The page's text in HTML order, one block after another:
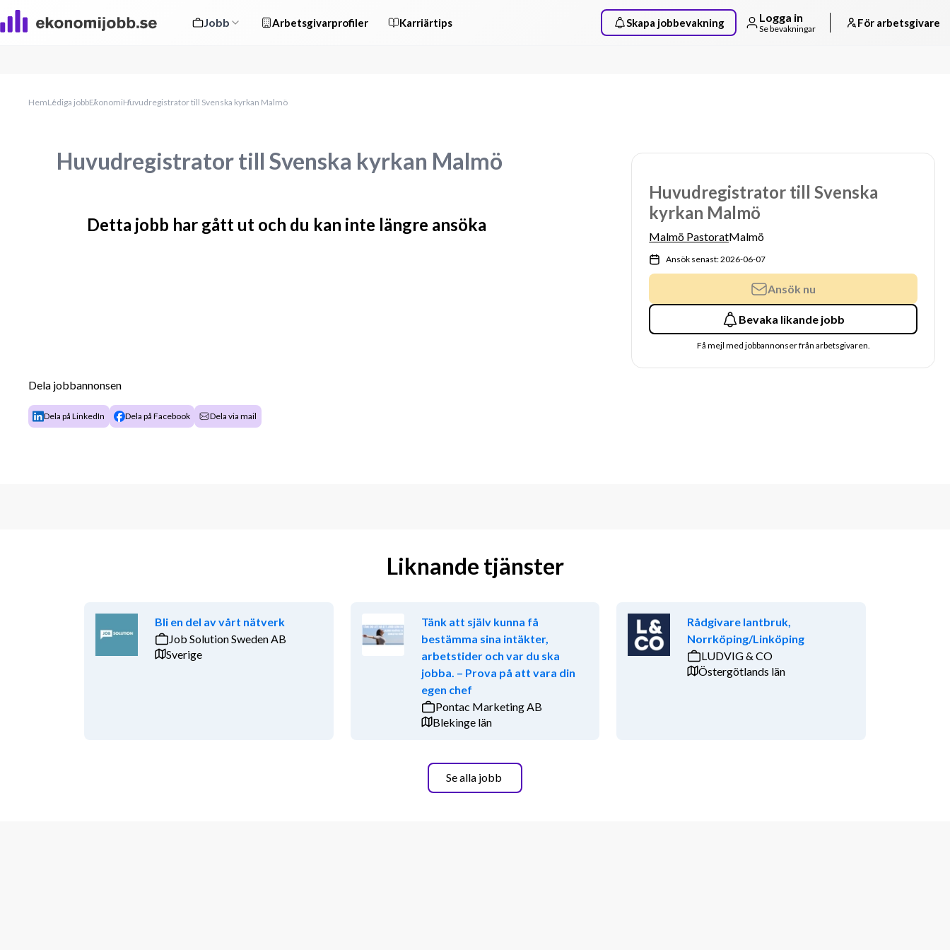
Jobb Arbetsgivarprofiler Karriärtips Skapa jobbevakning Logga in
Se bevakningar För arbetsgivare
HemLediga jobbEkonomiHuvudregistrator till Svenska kyrkan Malmö
Huvudregistrator till Svenska kyrkan Malmö
Detta jobb har gått ut och du kan inte längre ansöka
Huvudregistrator till Svenska
kyrkan Malmö
Malmö PastoratMalmö
Ansök senast: 2026-06-07
Ansök nu
Bevaka likande jobb
Få mejl med jobbannonser från arbetsgivaren.
Dela jobbannonsen
Dela på LinkedIn Dela på Facebook Dela via mail
Liknande tjänster
Bli en del av vårt nätverk
Job Solution Sweden AB
Sverige
Tänk att själv kunna få
bestämma sina intäkter,
arbetstider och var du ska
jobba. – Prova på att vara din
egen chef
Pontac Marketing AB
Blekinge län
Rådgivare lantbruk,
Norrköping/Linköping
LUDVIG & CO
Östergötlands län
Se alla jobb